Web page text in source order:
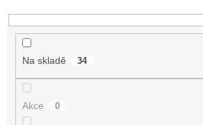
k
t
Na skladě 34
Akce 0